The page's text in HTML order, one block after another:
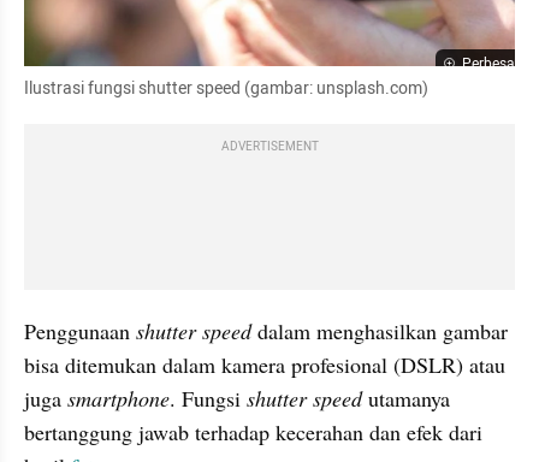
Perbesar
Ilustrasi fungsi shutter speed (gambar: unsplash.com)
ADVERTISEMENT
Penggunaan shutter speed dalam menghasilkan gambar
bisa ditemukan dalam kamera profesional (DSLR) atau
juga smartphone. Fungsi shutter speed utamanya
bertanggung jawab terhadap kecerahan dan efek dari